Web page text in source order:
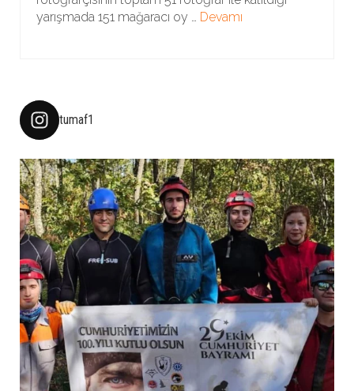
yarışmada 151 mağaracı oy … Devamı
tumaf1